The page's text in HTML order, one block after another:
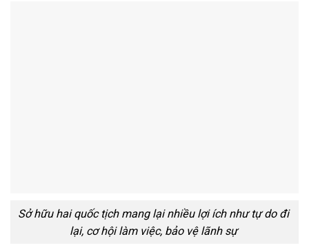
Sở hữu hai quốc tịch mang lại nhiều lợi ích như tự do đi
lại, cơ hội làm việc, bảo vệ lãnh sự